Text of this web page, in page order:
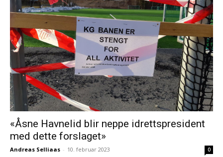
«Åsne Havnelid blir neppe idrettspresident
med dette forslaget»
Andreas Selliaas - 10. februar 2023 0